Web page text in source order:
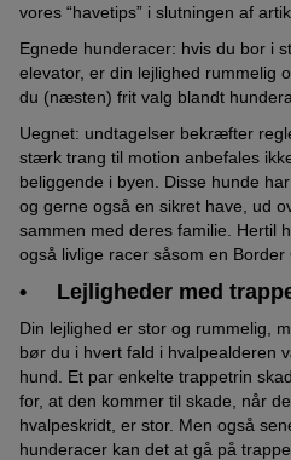
vores “havetips” i slutningen af
Egnede hunderacer: hvis du bor i
elevator, er din lejlighed rummelig
du (næsten) frit valg blandt
Uegnet: undtagelser bekræfter
stærk trang til motion anbefales
beliggende i byen. Disse hunde
og gerne også en sikret have, ud
sammen med deres familie. Hertil
også livlige racer såsom en Border
• Lejligheder med
Din lejlighed er stor og rummelig,
bør du i hvert fald i hvalpealderen
hund. Et par enkelte trappetrin
for, at den kommer til skade, når
hvalpeskridt, er stor. Men også
hunderacer kan det at gå på